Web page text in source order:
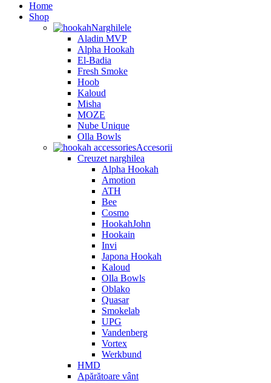
Home
Shop
Narghilele
Aladin MVP
Alpha Hookah
El-Badia
Fresh Smoke
Hoob
Kaloud
Misha
MOZE
Nube Unique
Olla Bowls
Accesorii
Creuzet narghilea
Alpha Hookah
Amotion
ATH
Bee
Cosmo
HookahJohn
Hookain
Invi
Japona Hookah
Kaloud
Olla Bowls
Oblako
Quasar
Smokelab
UPG
Vandenberg
Vortex
Werkbund
HMD
Apărătoare vânt